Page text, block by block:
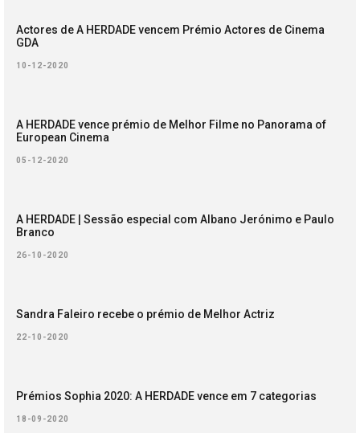
Actores de A HERDADE vencem Prémio Actores de Cinema
GDA
10-12-2020
A HERDADE vence prémio de Melhor Filme no Panorama of
European Cinema
05-12-2020
A HERDADE | Sessão especial com Albano Jerónimo e Paulo
Branco
26-10-2020
Sandra Faleiro recebe o prémio de Melhor Actriz
22-10-2020
Prémios Sophia 2020: A HERDADE vence em 7 categorias
18-09-2020